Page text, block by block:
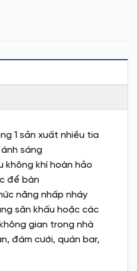
1 sản xuất nhiều tia
sáng
không khí hoàn hảo
để bàn
năng nhấp nháy
sân khấu hoặc các
gian trong nhà
đám cưới, quán bar,